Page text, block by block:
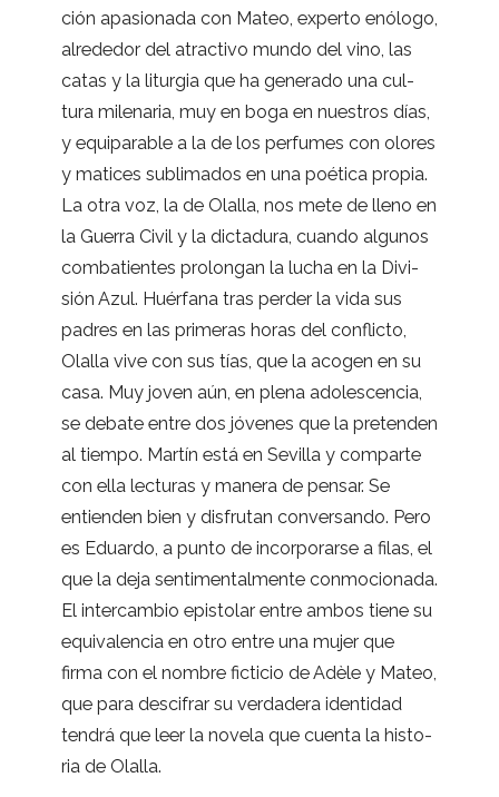
ción apa­sio­nada con Mateo, experto enó­logo,
alre­de­dor del atrac­tivo mundo del vino, las
catas y la litur­gia que ha gene­rado una cul­
tura mile­na­ria, muy en boga en nues­tros días,
y equi­pa­ra­ble a la de los per­fu­mes con olo­res
y mati­ces subli­ma­dos en una poé­tica pro­pia.
La otra voz, la de Ola­lla, nos mete de lleno en
la Gue­rra Civil y la dic­ta­dura, cuando algu­nos
com­ba­tien­tes pro­lon­gan la lucha en la Divi­
sión Azul. Huér­fana tras per­der la vida sus
padres en las pri­me­ras horas del con­flicto,
Ola­lla vive con sus tías, que la aco­gen en su
casa. Muy joven aún, en plena ado­les­cen­cia,
se debate entre dos jóve­nes que la pre­ten­den
al tiempo. Mar­tín está en Sevi­lla y com­parte
con ella lec­tu­ras y manera de pen­sar. Se
entien­den bien y dis­fru­tan con­ver­sando. Pero
es Eduardo, a punto de incor­po­rarse a filas, el
que la deja sen­ti­men­tal­mente con­mo­cio­nada.
El inter­cam­bio epis­to­lar entre ambos tiene su
equi­va­len­cia en otro entre una mujer que
firma con el nom­bre fic­ti­cio de Adèle y Mateo,
que para des­ci­frar su ver­da­dera iden­ti­dad
ten­drá que leer la novela que cuenta la his­to­
ria de Olalla.